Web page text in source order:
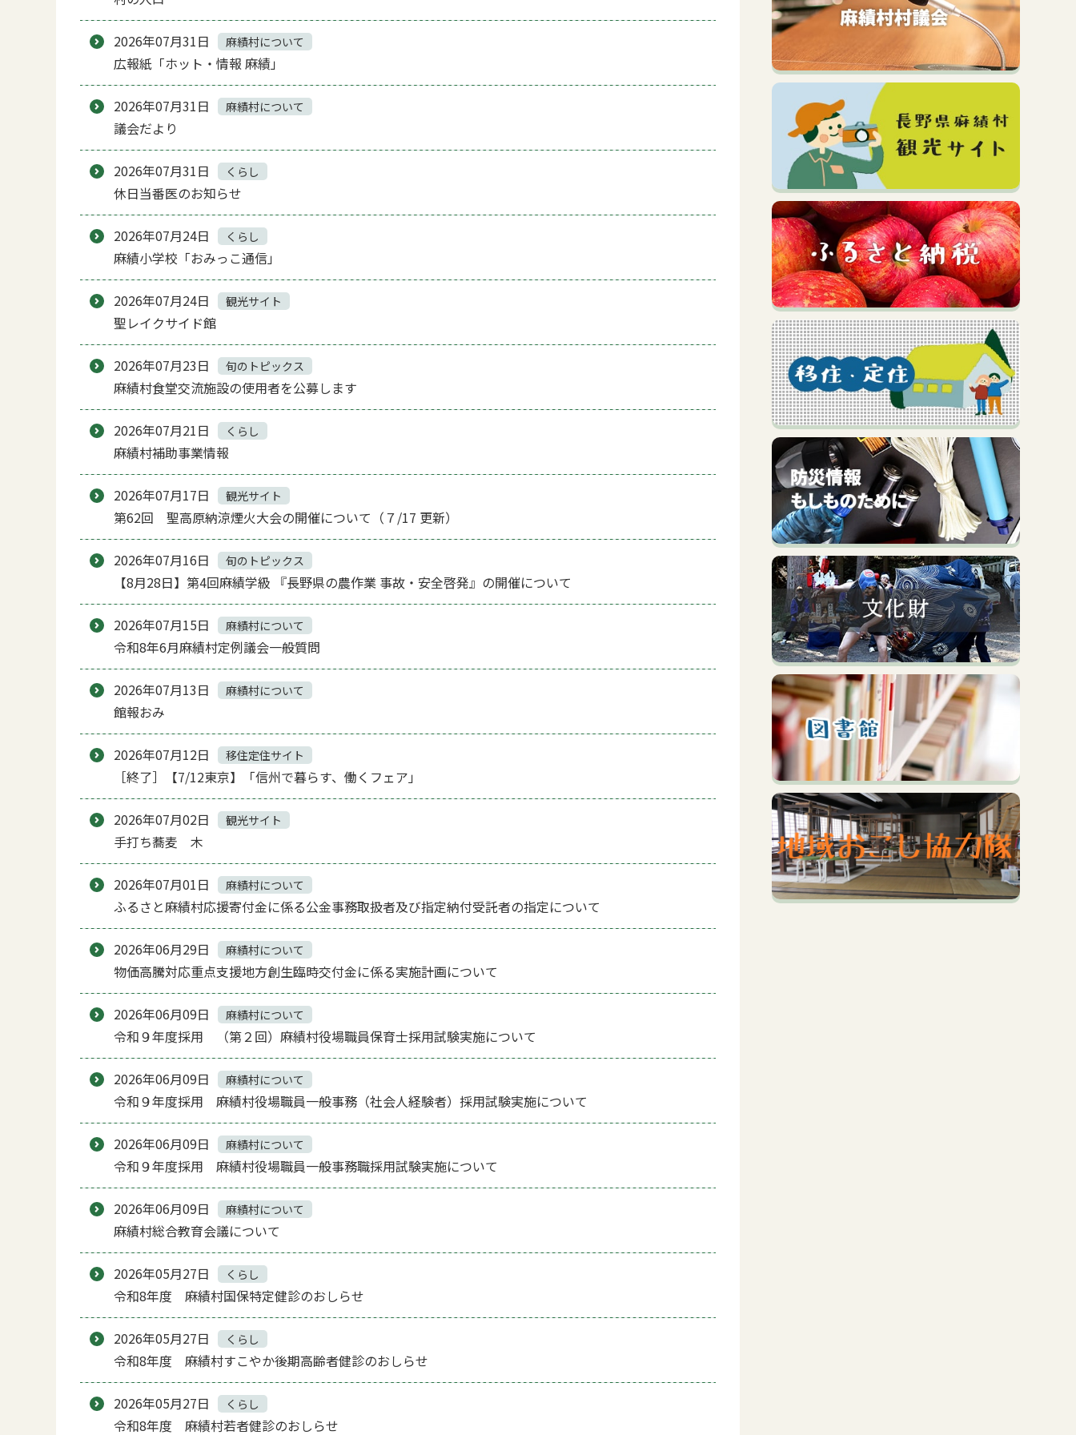
2026年07月31日 麻績村について
広報紙「ホット・情報 麻績」
2026年07月31日 麻績村について
議会だより
2026年07月31日 くらし
休日当番医のお知らせ
2026年07月24日 くらし
麻績小学校「おみっこ通信」
2026年07月24日 観光サイト
聖レイクサイド館
2026年07月23日 旬のトピックス
麻績村食堂交流施設の使用者を公募します
2026年07月21日 くらし
麻績村補助事業情報
2026年07月17日 観光サイト
第62回 聖高原納涼煙火大会の開催について（７/17 更新）
2026年07月16日 旬のトピックス
【8月28日】第4回麻績学級 『長野県の農作業 事故・安全啓発』の開催について
2026年07月15日 麻績村について
令和8年6月麻績村定例議会一般質問
2026年07月13日 麻績村について
館報おみ
2026年07月12日 移住定住サイト
［終了］【7/12東京】「信州で暮らす、働くフェア」
2026年07月02日 観光サイト
手打ち蕎麦 木
2026年07月01日 麻績村について
ふるさと麻績村応援寄付金に係る公金事務取扱者及び指定納付受託者の指定について
2026年06月29日 麻績村について
物価高騰対応重点支援地方創生臨時交付金に係る実施計画について
2026年06月09日 麻績村について
令和９年度採用 （第２回）麻績村役場職員保育士採用試験実施について
2026年06月09日 麻績村について
令和９年度採用 麻績村役場職員一般事務（社会人経験者）採用試験実施について
2026年06月09日 麻績村について
令和９年度採用 麻績村役場職員一般事務職採用試験実施について
2026年06月09日 麻績村について
麻績村総合教育会議について
2026年05月27日 くらし
令和8年度 麻績村国保特定健診のおしらせ
2026年05月27日 くらし
令和8年度 麻績村すこやか後期高齢者健診のおしらせ
2026年05月27日 くらし
令和8年度 麻績村若者健診のおしらせ